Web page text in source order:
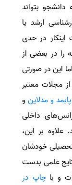
دانشجو بتواند
ارشد یا
در حدی
را در بعضی از
این در صورتی
مجلات معتبر
پابمد و مدلاین و
داخلی
بر این،
تحصیلی خودشان
علمی بدست
و باچاپ در